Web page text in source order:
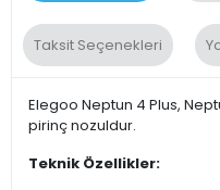
Taksit Seçenekleri
Elegoo Neptun 4 Plus,
pirinç nozuldur.
Teknik Özellikler: